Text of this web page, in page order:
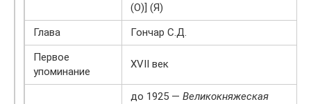
(O)] (Я)
Глава
Гончар С.Д.
Первое
упоминание
XVII век
до 1925 — Великокняжеская